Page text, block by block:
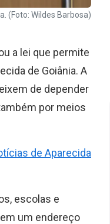
(Foto: Wildes Barbosa)
a lei que permite
de Goiânia. A
de depender
por meios
de Aparecida
escolas e
um endereço